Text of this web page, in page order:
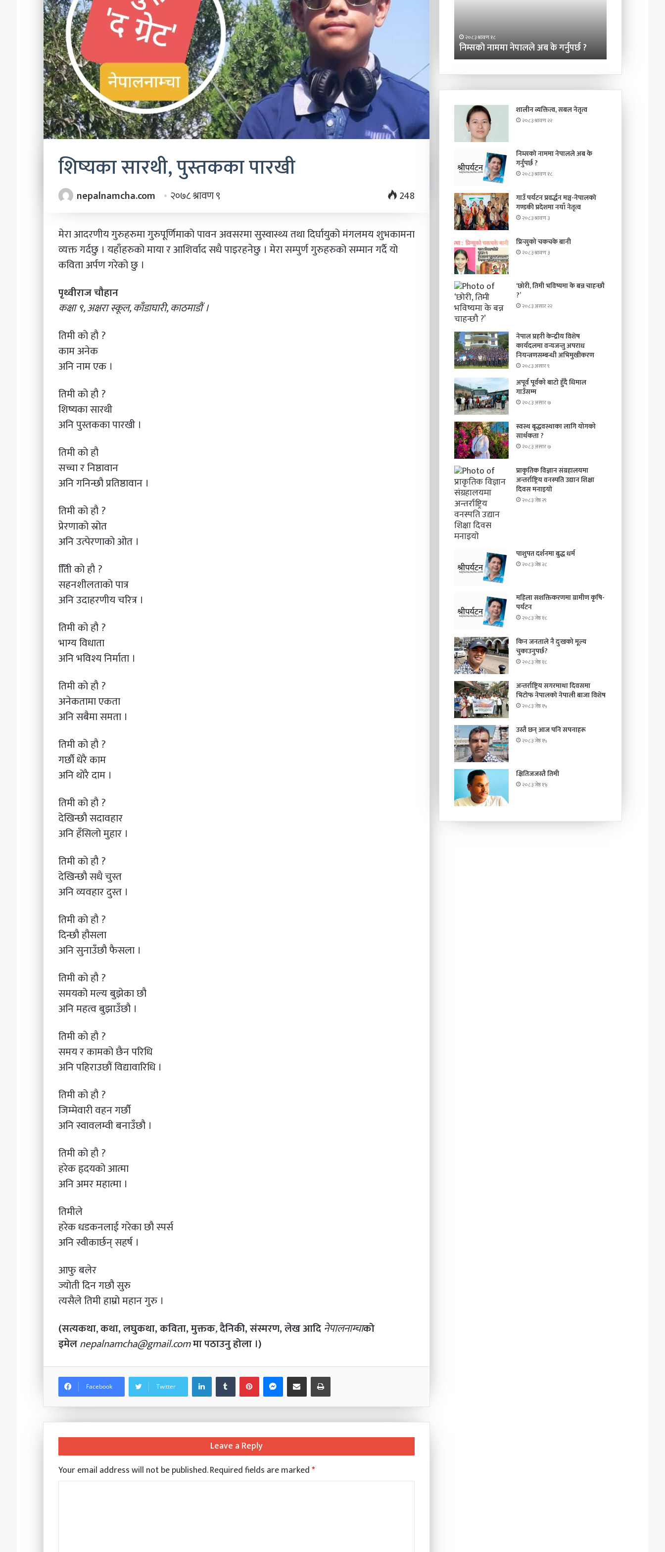
शिष्यका सारथी, पुस्तकका पारखी
nepalnamcha.com २०७८ श्रावण ९ 248
मेरा आदरणीय गुरुहरुमा गुरुपूर्णिमाको पावन अवसरमा सुस्वास्थ्य तथा दिर्घायुको मंगलमय शुभकामना
व्यक्त गर्दछु । यहाँहरुको माया र आशिर्वाद सधै पाइरहनेछु । मेरा सम्पुर्ण गुरुहरुको सम्मान गर्दै यो
कविता अर्पण गरेको छु ।
पृथ्वीराज चौहान
कक्षा ९, अक्षरा स्कूल, काँडाघारी, काठमाडौं ।
तिमी को हौ ?
काम अनेक
अनि नाम एक ।
तिमी को हौ ?
शिष्यका सारथी
अनि पुस्तकका पारखी ।
तिमी को हौ
सच्चा र निष्ठावान
अनि गनिन्छौ प्रतिष्ठावान ।
तिमी को हौ ?
प्रेरणाको स्रोत
अनि उत्पेरणाको ओत ।
तिीि को हौ ?
सहनशीलताको पात्र
अनि उदाहरणीय चरित्र ।
तिमी को हौ ?
भाग्य विधाता
अनि भविश्य निर्माता ।
तिमी को हौ ?
अनेकतामा एकता
अनि सबैमा समता ।
तिमी को हौ ?
गर्छौ धेरै काम
अनि थोरै दाम ।
तिमी को हौ ?
देखिन्छौ सदावहार
अनि हँसिलो मुहार ।
तिमी को हौ ?
देखिन्छौ सधै चुस्त
अनि व्यवहार दुस्त ।
तिमी को हौ ?
दिन्छौ हौसला
अनि सुनाउँछौ फैसला ।
तिमी को हौ ?
समयको मल्य बुझेका छौ
अनि महत्व बुझाउँछौ ।
तिमी को हौ ?
समय र कामको छैन परिधि
अनि पहिराउछौं विद्यावारिधि ।
तिमी को हौ ?
जिम्मेवारी वहन गर्छौ
अनि स्वावलम्वी बनाउँछौ ।
तिमी को हौ ?
हरेक हृदयको आत्मा
अनि अमर महात्मा ।
तिमीले
हरेक धडकनलाई गरेका छौ स्पर्स
अनि स्वीकार्छन् सहर्ष ।
आफु बलेर
ज्योती दिन गछौ सुरु
त्यसैले तिमी हाम्रो महान गुरु ।
(सत्यकथा,कथा, लघुकथा, कविता,मुक्तक,दैनिकी, संस्मरण, लेख आदि नेपालनाम्चाको
इमेलnepalnamcha@gmail.comमा पठाउनु होला ।)
Facebook Twitter
LinkedInTumblrPinterestMessenger
Share via Email Print
Leave a Reply
Your email address will not be published.Required fields are marked*
चाहन्छौ
?’
२०८३ असार २२
‘छोरी, तिमी भविष्यमा के बन्न चाहन्छौ ?’
२०८३ श्रावण २२
शालीन व्यक्तित्व, सबल नेतृत्व
गर्नुपर्छ
?
२०८३ श्रावण १८
निम्सकाे नाममा नेपालले अब के गर्नुपर्छ ?
गण्डकी
प्रदेशमा
नयाँ
नेतृत्व
शालीन व्यक्तित्व, सबल नेतृत्व
२०८३ श्रावण २२
निम्सकाे नाममा नेपालले अब के
गर्नुपर्छ ?
२०८३ श्रावण १८
गाउँ पर्यटन प्रवर्द्धन मञ्च-नेपालकाे
गण्डकी प्रदेशमा नयाँ नेतृत्व
२०८३ श्रावण ३
प्रिन्सुको चकचके बानी
२०८३ श्रावण ३
‘छोरी, तिमी भविष्यमा के बन्न चाहन्छौ
?’
२०८३ असार २२
नेपाल प्रहरी केन्द्रीय विशेष
कार्यदलमा वन्यजन्तु अपराध
नियन्त्रणसम्बन्धी अभिमुखीकरण
२०८३ असार ९
अपूर्व पूर्वको बाटो हुँदै धिमाल
गाउँसम्म
२०८३ असार ७
स्वस्थ बृद्धवस्थाका लागि योगको
सार्थकता ?
२०८३ असार ७
प्राकृतिक विज्ञान संग्रहालयमा
अन्तर्राष्ट्रिय वनस्पति उद्यान शिक्षा
दिवस मनाइयाे
२०८३ जेष्ठ २९
पाशुपत दर्शनमा बुद्ध धर्म​
२०८३ जेष्ठ २८
महिला सशक्तिकरणमा ग्रामीण कृषि-
पर्यटन
२०८३ जेष्ठ १८
किन जनताले नै दुःखको मूल्य
चुकाउनुपर्छ?
२०८३ जेष्ठ १८
अन्तर्राष्ट्रिय सगरमाथा दिवसमा
भिटाेफ नेपालकाे नेपाली बाजा विशेष
२०८३ जेष्ठ १५
उस्तै छन् आज पनि सपनाहरू
२०८३ जेष्ठ १५
क्षितिजजस्तै तिमी
२०८३ जेष्ठ १४